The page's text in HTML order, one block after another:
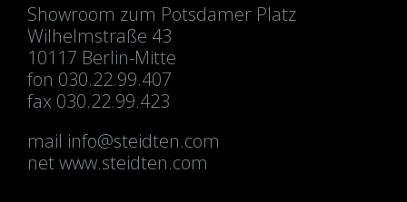
Showroom zum Potsdamer Platz
Wilhelmstraße 43
10117 Berlin-Mitte
fon 030.22.99.407
fax 030.22.99.423
mail info@steidten.com
net www.steidten.com